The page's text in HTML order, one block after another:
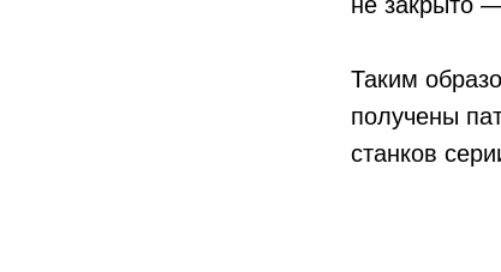
Таким
получены
станков